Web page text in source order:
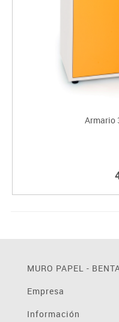
Armario
MURO PAPEL -
Empresa
Información